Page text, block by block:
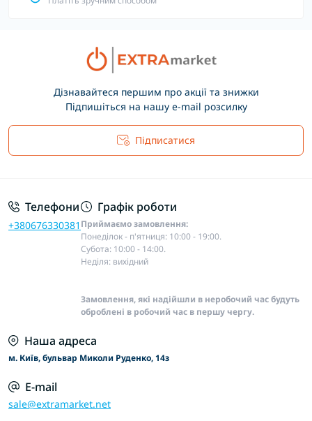
Дізнавайтеся першим про акції та знижки
Підпишіться на нашу e-mail розсилку
Підписатися
Телефони
+380676330381
Графік роботи
Приймаємо замовлення:
Понеділок - п'ятниця: 10:00 - 19:00.
Субота: 10:00 - 14:00.
Неділя: вихідний
Замовлення, які надійшли в неробочий час будуть
оброблені в робочий час в першу чергу.
Наша адреса
м. Київ, бульвар Миколи Руденко, 14з
E-mail
sale@extramarket.net